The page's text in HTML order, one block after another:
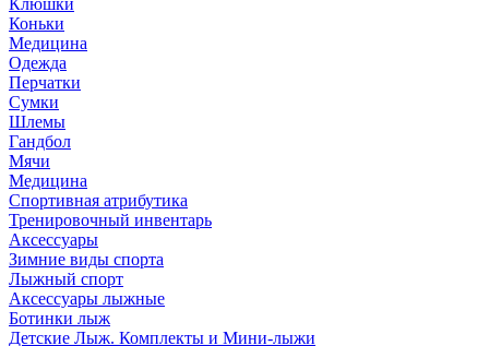
Клюшки
Коньки
Медицина
Одежда
Перчатки
Сумки
Шлемы
Гандбол
Мячи
Медицина
Спортивная атрибутика
Тренировочный инвентарь
Аксессуары
Зимние виды спорта
Лыжный спорт
Аксессуары лыжные
Ботинки лыж
Детские Лыж. Комплекты и Мини-лыжи